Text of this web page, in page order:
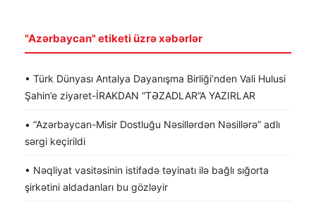
"Azərbaycan" etiketi üzrə xəbərlər
• Türk Dünyası Antalya Dayanışma Birliği’nden Vali Hulusi
Şahin’e ziyaret-İRAKDAN “TƏZADLAR”A YAZIRLAR
• “Azərbaycan-Misir Dostluğu Nəsillərdən Nəsillərə” adlı
sərgi keçirildi
• Nəqliyat vasitəsinin istifadə təyinatı ilə bağlı sığorta
şirkətini aldadanları bu gözləyir